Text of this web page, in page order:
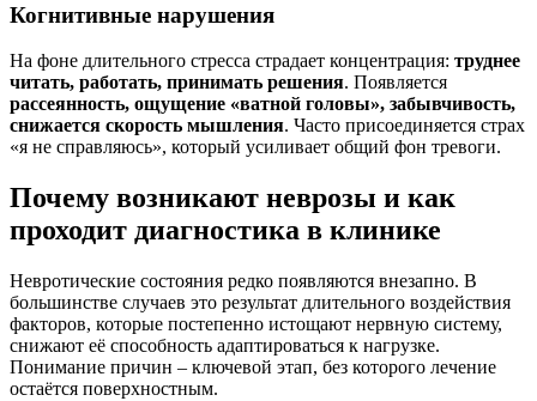
Когнитивные нарушения
На фоне длительного стресса страдает концентрация: труднее
читать, работать, принимать решения. Появляется
рассеянность, ощущение «ватной головы», забывчивость,
снижается скорость мышления. Часто присоединяется страх
«я не справляюсь», который усиливает общий фон тревоги.
Почему возникают неврозы и как
проходит диагностика в клинике
Невротические состояния редко появляются внезапно. В
большинстве случаев это результат длительного воздействия
факторов, которые постепенно истощают нервную систему,
снижают её способность адаптироваться к нагрузке.
Понимание причин – ключевой этап, без которого лечение
остаётся поверхностным.